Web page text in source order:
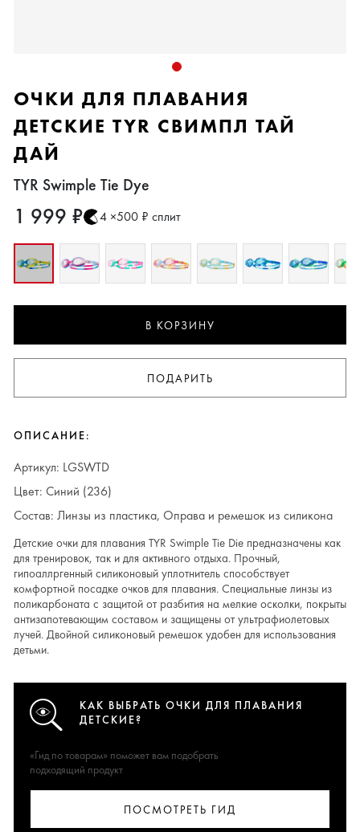
ОЧКИ ДЛЯ ПЛАВАНИЯ
ДЕТСКИЕ TYR СВИМПЛ ТАЙ
ДАЙ
TYR Swimple Tie Dye
1 999 ₽ 4 ×500 ₽ сплит
В КОРЗИНУ
ПОДАРИТЬ
ОПИСАНИЕ:
Артикул: LGSWTD
Цвет: Синий (236)
Состав: Линзы из пластика, Оправа и ремешок из силикона
Детские очки для плавания TYR Swimple Tie Die предназначены как
для тренировок, так и для активного отдыха. Прочный,
гипоаллргенный силиконовый уплотнитель способствует
комфортной посадке очков для плавания. Специальные линзы из
поликарбоната с защитой от разбития на мелкие осколки, покрыты
антизапотевающим составом и защищены от ультрафиолетовых
лучей. Двойной силиконовый ремешок удобен для использования
детьми.
КАК ВЫБРАТЬ ОЧКИ ДЛЯ ПЛАВАНИЯ
ДЕТСКИЕ?
«Гид по товарам» поможет вам подобрать
подходящий продукт
ПОСМОТРЕТЬ ГИД